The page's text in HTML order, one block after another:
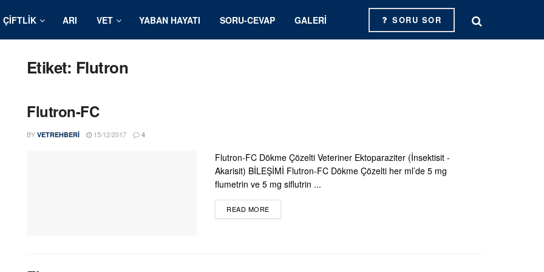
ÇIFTLIK ARI VET YABAN HAYATI SORU-CEVAP GALERI SORU SOR
Etiket: Flutron
Flutron-FC
BY VETREHBERI 15/12/2017 4
Flutron-FC Dökme Çözelti Veteriner Ektoparaziter (İnsektisit -
Akarisit) BİLEŞİMİ Flutron-FC Dökme Çözelti her ml’de 5 mg
flumetrin ve 5 mg siflutrin ...
READ MOREDETAILS